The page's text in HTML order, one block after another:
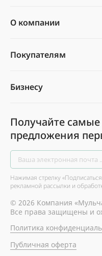
О компании
Покупателям
Бизнесу
Получайте
предложения
Нажимая стрелку
рекламной рассылки и
© 2026 Компания
Все права защищены и
Политика
Публичная оферта